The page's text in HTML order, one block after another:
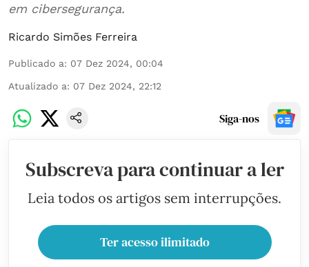
em cibersegurança.
Ricardo Simões Ferreira
Publicado a: 07 Dez 2024, 00:04
Atualizado a: 07 Dez 2024, 22:12
Siga-nos
Subscreva para continuar a ler
Leia todos os artigos sem interrupções.
Ter acesso ilimitado